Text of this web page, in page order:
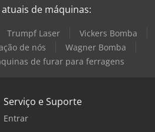
de máquinas:
Trumpf Laser
Vickers Bomba
de nós
Wagner Bomba
de furar para ferragens
Serviço e Suporte
Entrar